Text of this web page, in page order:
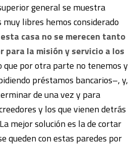
general se muestra
libres hemos considerado
casa no se merecen tanto
para la misión y servicio a los
que por otra parte no tenemos y
préstamos bancarios–, y,
de una vez y para
y los que vienen detrás
mejor solución es la de cortar
queden con estas paredes por